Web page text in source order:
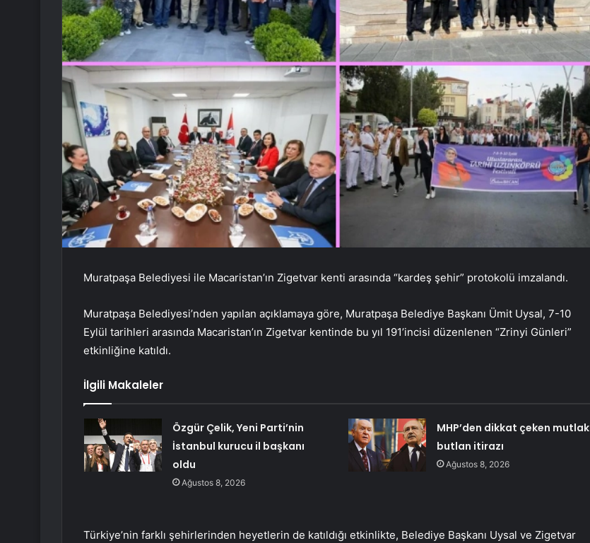
Muratpaşa Belediyesi ile Macaristan’ın Zigetvar kenti arasında “kardeş şehir” protokolü imzalandı.
Muratpaşa Belediyesi’nden yapılan açıklamaya göre, Muratpaşa Belediye Başkanı Ümit Uysal, 7-10
Eylül tarihleri ​​arasında Macaristan’ın Zigetvar kentinde bu yıl 191’incisi düzenlenen “Zrinyi Günleri”
etkinliğine katıldı.
İlgili Makaleler
Özgür Çelik, Yeni Parti’nin
İstanbul kurucu il başkanı
oldu
Ağustos 8, 2026
MHP’den dikkat çeken mutlak
butlan itirazı
Ağustos 8, 2026
Türkiye’nin farklı şehirlerinden heyetlerin de katıldığı etkinlikte, Belediye Başkanı Uysal ve Zigetvar